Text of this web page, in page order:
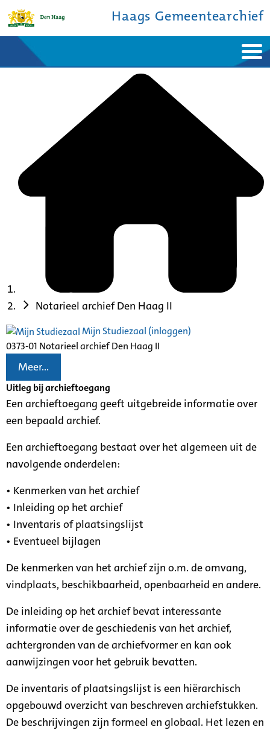
Haags Gemeentearchief
Bronnen en collecties
Notarieel archief Den Haag II
Mijn Studiezaal (inloggen)
0373-01 Notarieel archief Den Haag II
Meer...
Uitleg bij archieftoegang
Een archieftoegang geeft uitgebreide informatie over
een bepaald archief.
Een archieftoegang bestaat over het algemeen uit de
navolgende onderdelen:
• Kenmerken van het archief
• Inleiding op het archief
• Inventaris of plaatsingslijst
• Eventueel bijlagen
De kenmerken van het archief zijn o.m. de omvang,
vindplaats, beschikbaarheid, openbaarheid en andere.
De inleiding op het archief bevat interessante
informatie over de geschiedenis van het archief,
achtergronden van de archiefvormer en kan ook
aanwijzingen voor het gebruik bevatten.
De inventaris of plaatsingslijst is een hiërarchisch
opgebouwd overzicht van beschreven archiefstukken.
De beschrijvingen zijn formeel en globaal. Het lezen en